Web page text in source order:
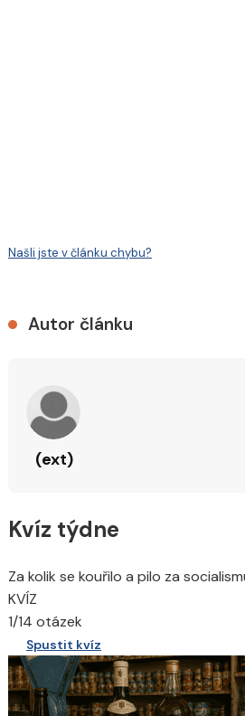
Našli jste v článku chybu?
Autor článku
(ext)
Kvíz týdne
Za kolik se kouřilo a pilo za
KVÍZ
1/14 otázek
Spustit kvíz